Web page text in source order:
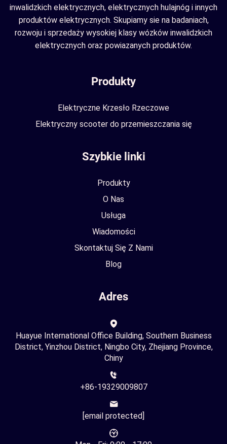
inwalidzkich elektrycznych, elektrycznych hulajnóg i innych
produktów elektrycznych. Skupiamy sie na badaniach,
rozwoju i sprzedaży wysokiej klasy wózków inwalidzkich
elektrycznych oraz powiazanych produktów.
Produkty
Elektryczne Krzesło Rzeczowe
Elektryczny scooter do przemieszczania się
Szybkie linki
Produkty
O Nas
Usługa
Wiadomości
Skontaktuj Się Z Nami
Blog
Adres
Huayue International Office Building, Southern Business
District, Yinzhou District, Ningbo City, Zhejiang Province,
Chiny
+86-19329009807
[email protected]